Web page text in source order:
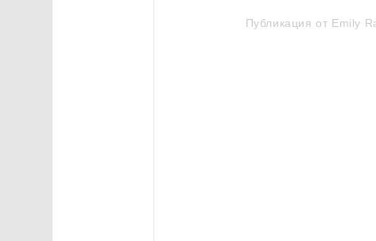
Публикация от Emily